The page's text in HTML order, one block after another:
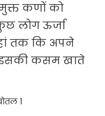
कणों को
लोग ऊर्जा
तक ​​कि अपने
इसकी कसम खाते